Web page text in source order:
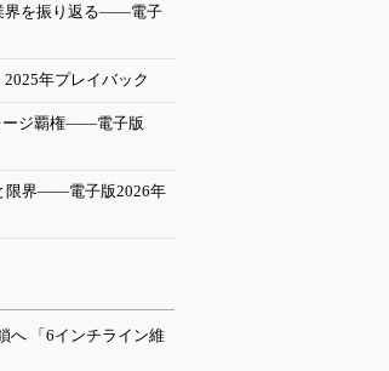
界を振り返る――電子
2025年プレイバック
ージ覇権――電子版
限界――電子版2026年
へ 「6インチライン維